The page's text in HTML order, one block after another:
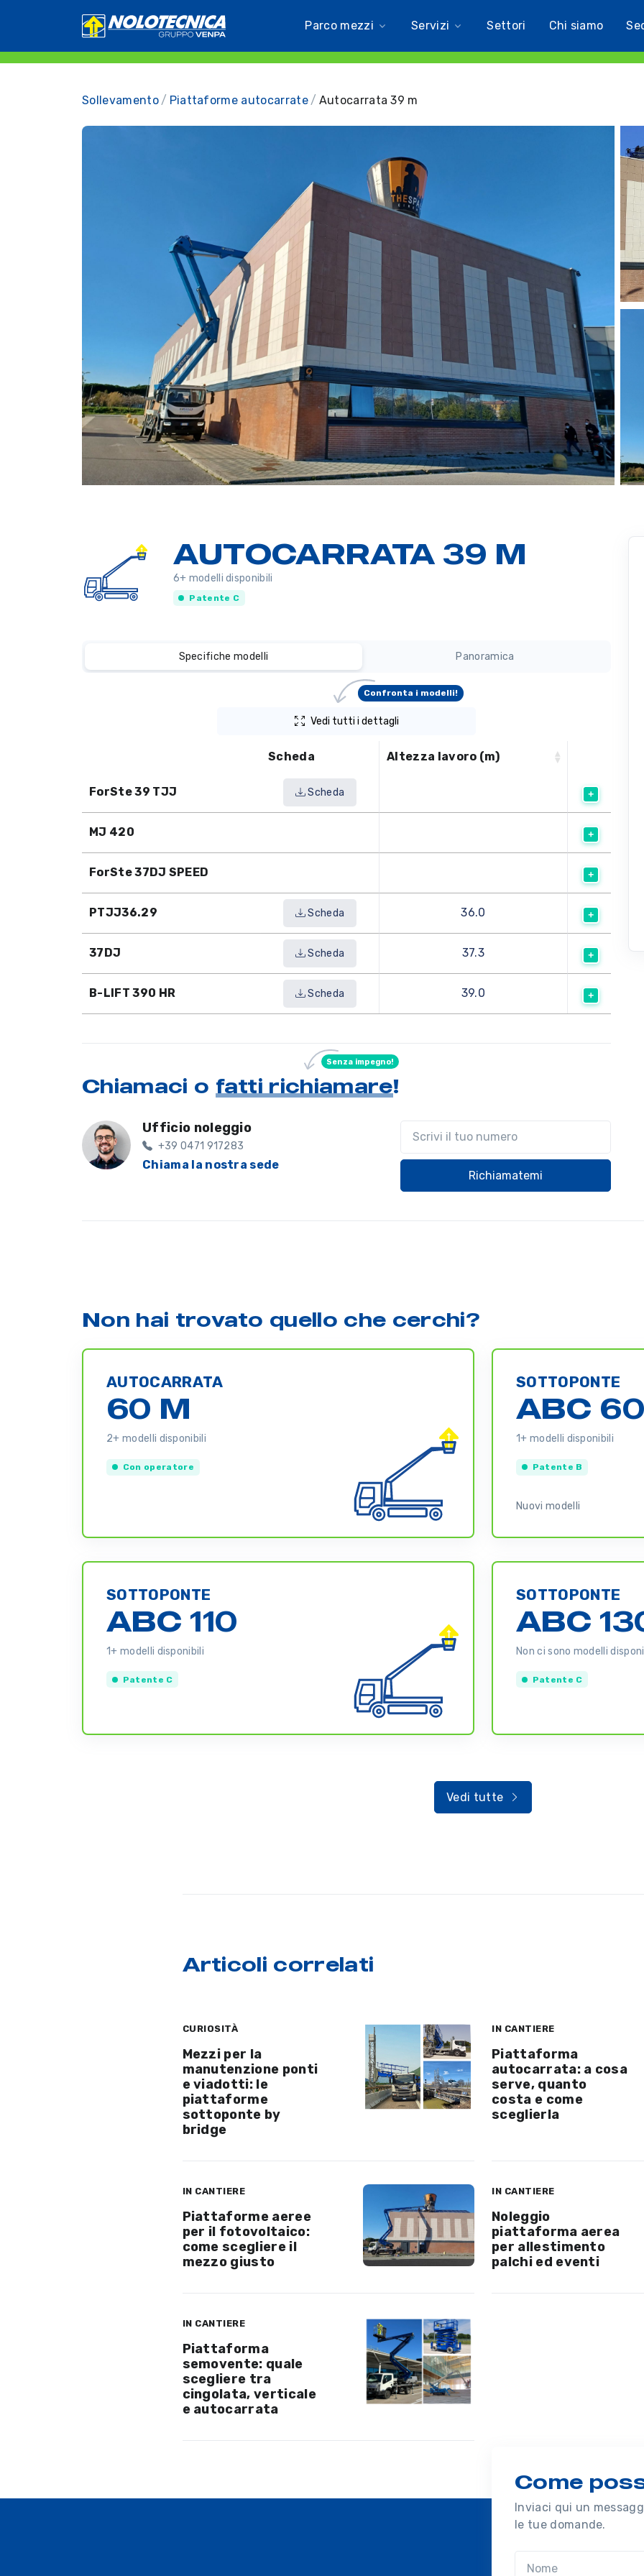
Parco mezzi Servizi Settori Chi siamo
Sollevamento Piattaforme autocarrate Autocarrata 39 m
AUTOCARRATA 39 M
6+ modelli disponibili
Patente C
Specifiche modelli Panoramica
Vedi tutti i dettagli
Confronta i modelli!
Scheda Altezza lavoro (m)
ForSte 39 TJJ Scheda
MJ 420
ForSte 37DJ SPEED
PTJJ36.29 Scheda 36.0
37DJ Scheda 37.3
B-LIFT 390 HR Scheda 39.0
Chiamaci o fatti richiamare!
Senza impegno!
Ufficio noleggio
+39 0471 917283
Chiama la nostra sede
Richiamatemi
Non hai trovato quello che cerchi?
AUTOCARRATA
60 M
2+ modelli disponibili
Con operatore
SOTTOPONTE
ABC 60
1+ modelli disponibili
Patente B
Nuovi modelli
SOTTOPONTE
ABC 110
1+ modelli disponibili
Patente C
SOTTOPONTE
ABC
Non ci sono modelli
Patente C
Vedi tutte
Articoli correlati
CURIOSITÀ
Mezzi per la
manutenzione ponti
e viadotti: le
piattaforme
sottoponte by
bridge
IN CANTIERE
Piattaforma
autocarrata: a cosa
serve, quanto
costa e come
sceglierla
IN CANTIERE
Piattaforme aeree
per il fotovoltaico:
come scegliere il
mezzo giusto
IN CANTIERE
Noleggio
piattaforma aerea
per allestimento
palchi ed eventi
IN CANTIERE
Piattaforma
semovente: quale
scegliere tra
cingolata, verticale
e autocarrata
Come
Inviaci qui un
le tue domande.